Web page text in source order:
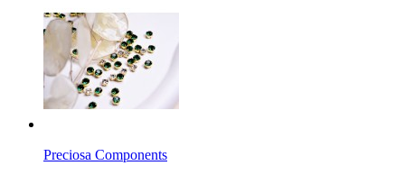
Preciosa Components